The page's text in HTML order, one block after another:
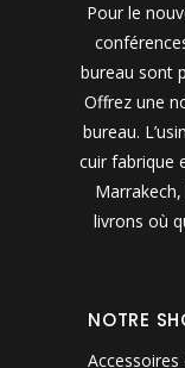
Pour le
bureau sont
Offrez une
bureau.
cuir fabrique
livrons où
NOTRE
Accessoires